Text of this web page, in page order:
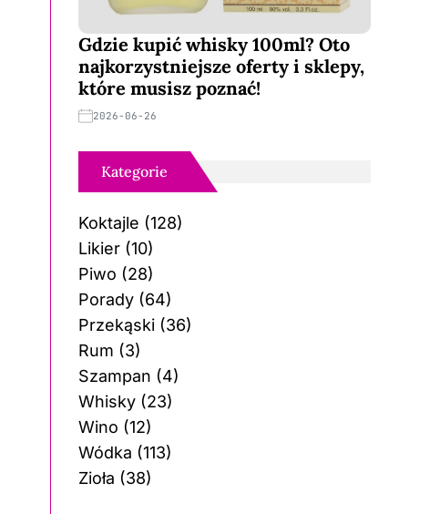
Gdzie kupić whisky 100ml? Oto
najkorzystniejsze oferty i sklepy,
które musisz poznać!
2026-06-26
Kategorie
Koktajle (128)
Likier(10)
Piwo (28)
Porady(64)
Przekąski(36)
Rum (3)
Szampan (4)
Whisky(23)
Wino (12)
Wódka (113)
Zioła (38)